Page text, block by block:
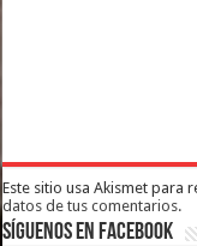
Este sitio usa Akismet para
datos de tus comentarios.
Síguenos en Facebook